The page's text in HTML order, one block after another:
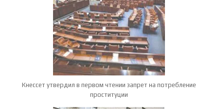
Кнессет утвердил в первом чтении запрет на потребление
проституции